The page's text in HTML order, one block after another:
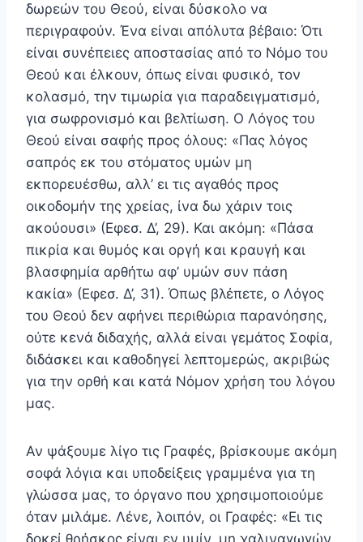
δωρεών του Θεού, είναι δύσκολο να
περιγραφούν. Ένα είναι απόλυτα βέβαιο: Ότι
είναι συνέπειες αποστασίας από το Νόμο του
Θεού και έλκουν, όπως είναι φυσικό, τον
κολασμό, την τιμωρία για παραδειγματισμό,
για σωφρονισμό και βελτίωση. Ο Λόγος του
Θεού είναι σαφής προς όλους: «Πας λόγος
σαπρός εκ του στόματος υμών μη
εκπορευέσθω, αλλ’ ει τις αγα­θός προς
οικοδομήν της χρείας, ίνα δω χάριν τοις
ακούουσι» (Εφεσ. Δ’, 29). Και ακόμη: «Πάσα
πικρία και θυμός και οργή και κραυγή και
βλασφημία αρθήτω αφ’ υμών συν πάση
κακία» (Εφεσ. Δ’, 31). Όπως βλέπετε, ο Λόγος
του Θεού δεν αφήνει περιθώρια παρανόησης,
ούτε κενά διδα­χής, αλλά είναι γεμάτος Σοφία,
διδάσκει και καθοδηγεί λε­πτομερώς, ακριβώς
για την ορθή και κατά Νόμον χρήση του λόγου
μας.
Αν ψάξουμε λίγο τις Γραφές, βρίσκουμε ακόμη
σοφά λόγια και υποδείξεις γραμμένα για τη
γλώσσα μας, το όρ­γανο που χρησιμοποιούμε
όταν μιλάμε. Λένε, λοιπόν, οι Γραφές: «Ει τις
δοκεί θρήσκος είναι εν υμίν, μη χαλιναγωγών